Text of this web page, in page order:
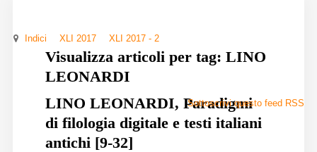
Home
Chi siamo
Direzione
Indici
Indici XLI 2017 XLI 2017 - 2
Visualizza articoli per tag: LINO
LEONARDI
Sottoscrivi questo feed RSS
LINO LEONARDI, Paradigmi
di filologia digitale e testi italiani
antichi [9-32]